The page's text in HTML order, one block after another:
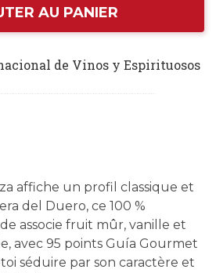
AU PANIER
de Vinos y Espirituosos
affiche un profil classique et
del Duero, ce 100 %
associe fruit mûr, vanille et
avec 95 points Guía Gourmet
toi séduire par son caractère et